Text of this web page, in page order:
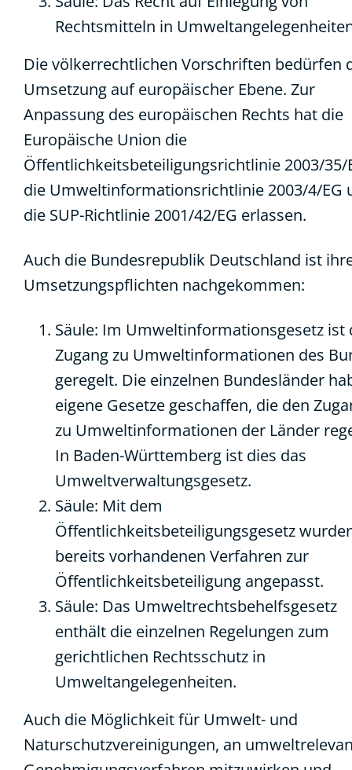
Rechtsmitteln in
Die völkerrechtlichen Vorschriften bedürfen
Umsetzung auf europäischer Ebene. Zur
Anpassung des europäischen Rechts hat die
Europäische Union die
Öffentlichkeitsbeteiligungsrichtlinie 2003/35/
die Umweltinformationsrichtlinie 2003/4/EG
die SUP-Richtlinie 2001/42/EG erlassen.
Auch die Bundesrepublik Deutschland ist
Umsetzungspflichten nachgekommen:
Säule: Im Umweltinformationsgesetz ist
Zugang zu Umweltinformationen des
geregelt. Die einzelnen Bundesländer
eigene Gesetze geschaffen, die den
zu Umweltinformationen der Länder
In Baden-Württemberg ist dies das
Umweltverwaltungsgesetz.
Säule: Mit dem
Öffentlichkeitsbeteiligungsgesetz
bereits vorhandenen Verfahren zur
Öffentlichkeitsbeteiligung angepasst.
Säule: Das Umweltrechtsbehelfsgesetz
enthält die einzelnen Regelungen zum
gerichtlichen Rechtsschutz in
Umweltangelegenheiten.
Auch die Möglichkeit für Umwelt- und
Naturschutzvereinigungen, an